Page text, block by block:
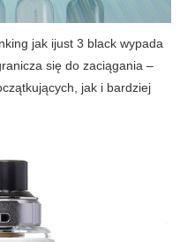
jak ijust 3 black wypada
się do zaciągania –
jak i bardziej